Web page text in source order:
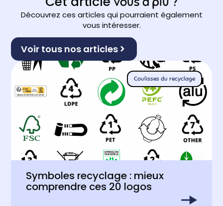
Découvrez ces articles qui pourraient également
vous intéresser.
Voir tous nos articles
Coulisses du recyclage
Symboles recyclage : mieux
comprendre ces 20 logos